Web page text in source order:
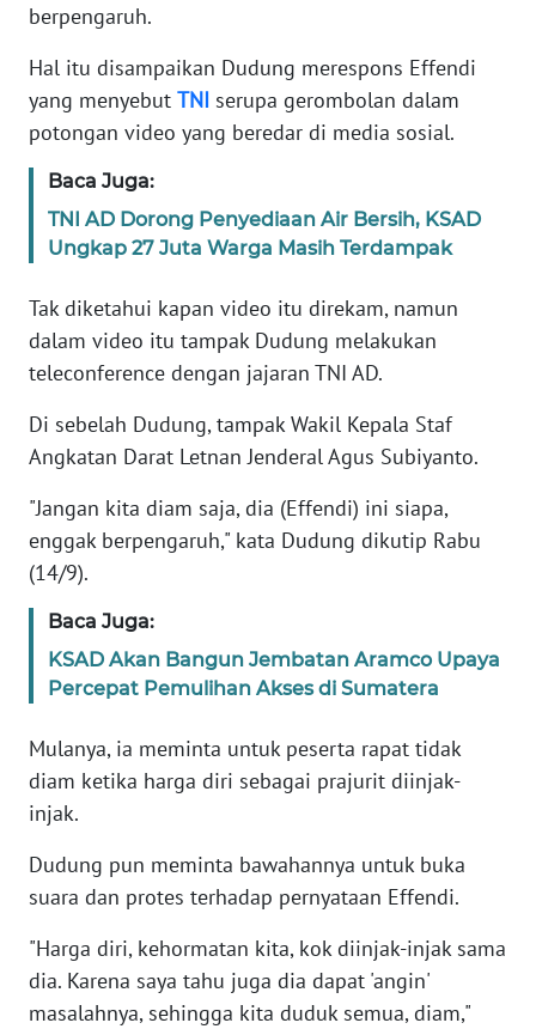
berpengaruh.
Hal itu disampaikan Dudung merespons Effendi
yang menyebut TNI serupa gerombolan dalam
potongan video yang beredar di media sosial.
Baca Juga:
TNI AD Dorong Penyediaan Air Bersih, KSAD
Ungkap 27 Juta Warga Masih Terdampak
Tak diketahui kapan video itu direkam, namun
dalam video itu tampak Dudung melakukan
teleconference dengan jajaran TNI AD.
Di sebelah Dudung, tampak Wakil Kepala Staf
Angkatan Darat Letnan Jenderal Agus Subiyanto.
"Jangan kita diam saja, dia (Effendi) ini siapa,
enggak berpengaruh," kata Dudung dikutip Rabu
(14/9).
Baca Juga:
KSAD Akan Bangun Jembatan Aramco Upaya
Percepat Pemulihan Akses di Sumatera
Mulanya, ia meminta untuk peserta rapat tidak
diam ketika harga diri sebagai prajurit diinjak-
injak.
Dudung pun meminta bawahannya untuk buka
suara dan protes terhadap pernyataan Effendi.
"Harga diri, kehormatan kita, kok diinjak-injak sama
dia. Karena saya tahu juga dia dapat 'angin'
masalahnya, sehingga kita duduk semua, diam,"
INDEKS
KONTAK
KAMI
INFO
IKLAN
KAMI
PEDOMAN
SIBER
KARIR
DISCLAIMER
Wahana
News
WN
SUMUT
WN
JAKARTA
WN
JABAR